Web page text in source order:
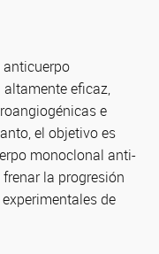
anticuerpo
eficaz,
e
el objetivo es
monoclonal anti-
la progresión
de